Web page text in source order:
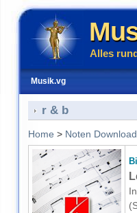
Alles
Musik.vg
r & b
Home > Noten Download